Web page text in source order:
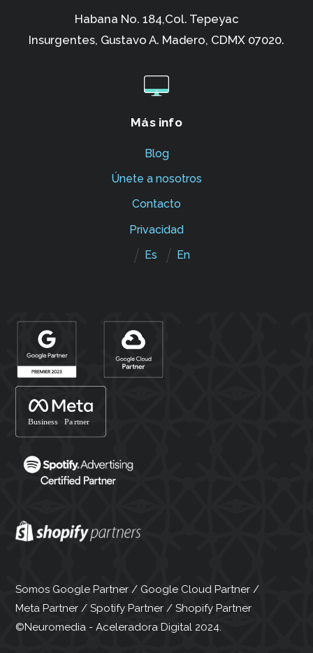
Habana No. 184,Col. Tepeyac
Insurgentes, Gustavo A. Madero, CDMX 07020.
Más info
Blog
Únete a nosotros
Contacto
Privacidad
Es
En
Somos Google Partner / Google Cloud Partner /
Meta Partner / Spotify Partner / Shopify Partner
©Neuromedia - Aceleradora Digital 2024.